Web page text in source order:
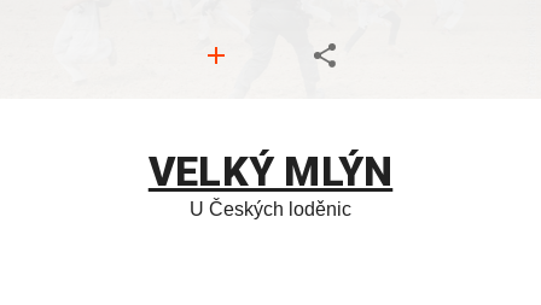
VELKÝ MLÝN
U Českých loděnic